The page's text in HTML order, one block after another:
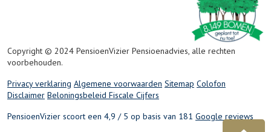
Copyright © 2024 PensioenVizier Pensioenadvies, alle rechten
voorbehouden.
Privacy verklaring Algemene voorwaarden Sitemap Colofon
Disclaimer Beloningsbeleid Fiscale Cijfers
PensioenVizier scoort een 4,9 / 5 op basis van 181 Google reviews